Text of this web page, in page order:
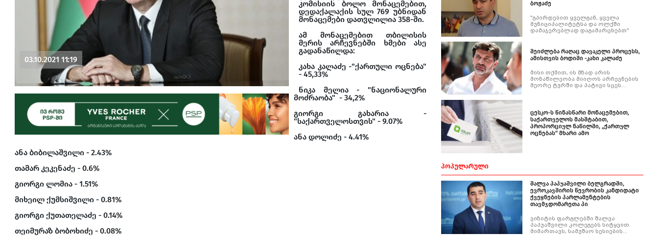
03.10.2021 11:19
კომისიის ბოლო მონაცემებით,
დედაქალაქის სულ 769 უბნიდან
მონაცემები დათვლილია 358-ში.
ამ მონაცემებით თბილისის
მერის არჩევნებში ხმები ასე
გადანაწილდა:
კახა კალაძე -"ქართული ოცნება"
- 45,33%
ნიკა მელია - "ნაციონალური
მოძრაობა" - 34,2%
გიორგი გახარია -
"საქართველოსთვის" - 9.07%
ანა დოლიძე - 4.41%
ანა ბიბილაშვილი - 2.43%
თამარ კეკენაძე - 0.6%
გიორგი ლომია - 1.51%
მიხეილ ქუმსიშვილი - 0.81%
გიორგი ქუთათელაძე - 0.14%
თეიმურაზ ბობოხიძე - 0.08%
ბოჟაძე
"გპირდებით ყველგან, ყველა
მუნიციპალიტეტსა და ოლქში
დამაჯერებლად დაგამარცხებთ"
შეიძლება რაღაც დავაკელი პროცესს,
ამისთვის ბოდიში -კახი კალაძე
მისი თქმით, ის მზად არის
მონაწილეობა მიიღოს არჩევნების
მეორე ტურში და პატივი სცეს
ცესკო-ს წინასწარი მონაცემებით,
საქართველოს მასშტაბით,
პროპორციულ ნაწილში, „ქართულ
ოცნებას“ მხარი ამო
ᲞᲝᲞᲣᲚᲐᲠᲣᲚᲘ
შალვა პაპუაშვილი ბელგრადში,
ევროკავშირის წევრობის კანდიდატი
ქვეყნების პარლამენტების
თავმჯდომარეთა პი
ვიზიტის ფარგლებში შალვა
პაპუაშვილი კოლეგებს სიტყვით
მიმართავს, სამუშაო სესიების